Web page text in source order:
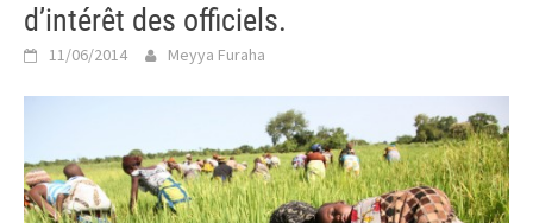
d’intérêt des officiels.
11/06/2014 Meyya Furaha